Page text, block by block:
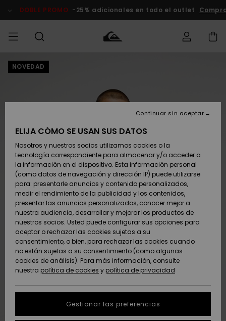
del
DOBLE PROMO -25% adicionales en todo el outlet
HOMBRE
Zapatos y
chanclas
Surf
Snow
Novedades
Destacados
Zapatos y
chanclas
Surf
Snow
Novedades
Destacados
Destacados
Snow
SURF
Highlights
Comunidad
SNOW
Hombre
Snow Niños
Tienda
Snow Mujer
Destacados
Comunidad
DOBLE
PROMO
Outlet
Mujer
AYUDA &
CONTACTO
Envio
Devoluciones
Pago
Tarjeta de
regalo
Quiksilver
Freedom
Protección de
datos
personales
SOSTENIBILIDAD
NOVEDAD
ELIJA CÓMO SE USAN SUS DATOS
Nosotros y nuestros socios utilizamos cookies o la
tecnología correspondiente para almacenar y/o acceder a
la información en el dispositivo. Esta información personal
(como datos de navegación y dirección IP) puede utilizarse
para: presentarle anuncios y contenido personalizados,
medir el rendimiento de la publicidad y los contenidos,
presentar las anuncios personalizados, conocer mejor a
nuestra audiencia, desarrollar y mejorar los productos de
nuestros socios. Usted puede configurar sus opciones para
aceptar o rechazar las cookies sujetas a su
consentimiento, o bien, para rechazar las cookies cuando
no están sujetas a su consentimiento (como algunas
cookies de análisis). Para más información, consulte
nuestra política de cookies y política de privacidad
Gestionar las preferencias
Continuar sin aceptar